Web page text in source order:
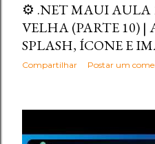
⚙️ .NET MAUI AULA
VELHA (PARTE 10)
SPLASH, ÍCONE E
Compartilhar Postar um